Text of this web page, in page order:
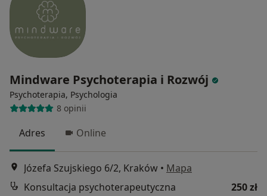
Mindware Psychoterapia i Rozwój
Psychoterapia, Psychologia
8 opinii
Adres Online
Józefa Szujskiego 6/2, Kraków • Mapa
Konsultacja psychoterapeutyczna
250 zł